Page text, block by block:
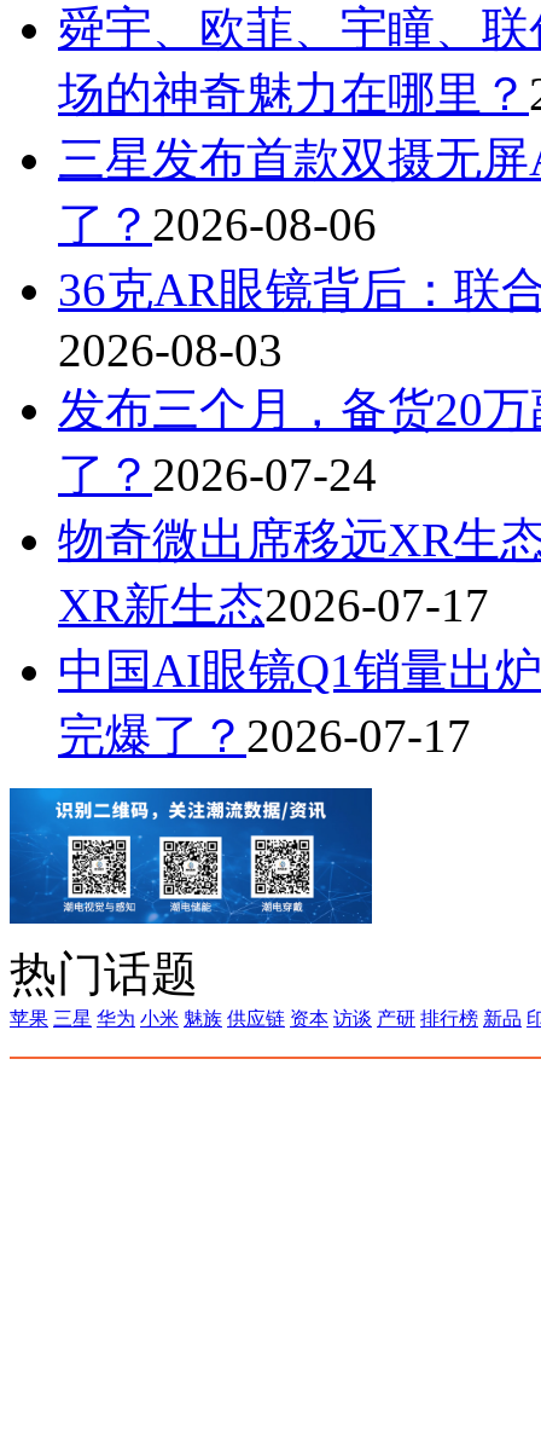
舜宇、欧菲、宇瞳、
场的神奇魅力在哪里？
三星发布首款双摄无
了？ 2026-08-06
36克AR眼镜背后：联
2026-08-03
发布三个月，备货20
了？ 2026-07-24
物奇微出席移远XR生
XR新生态2026-07-17
中国AI眼镜Q1销量出
完爆了？ 2026-07-17
热门话题
苹果 三星 华为 小米 魅族 供应链 资本 访谈 产研 排行榜 新品